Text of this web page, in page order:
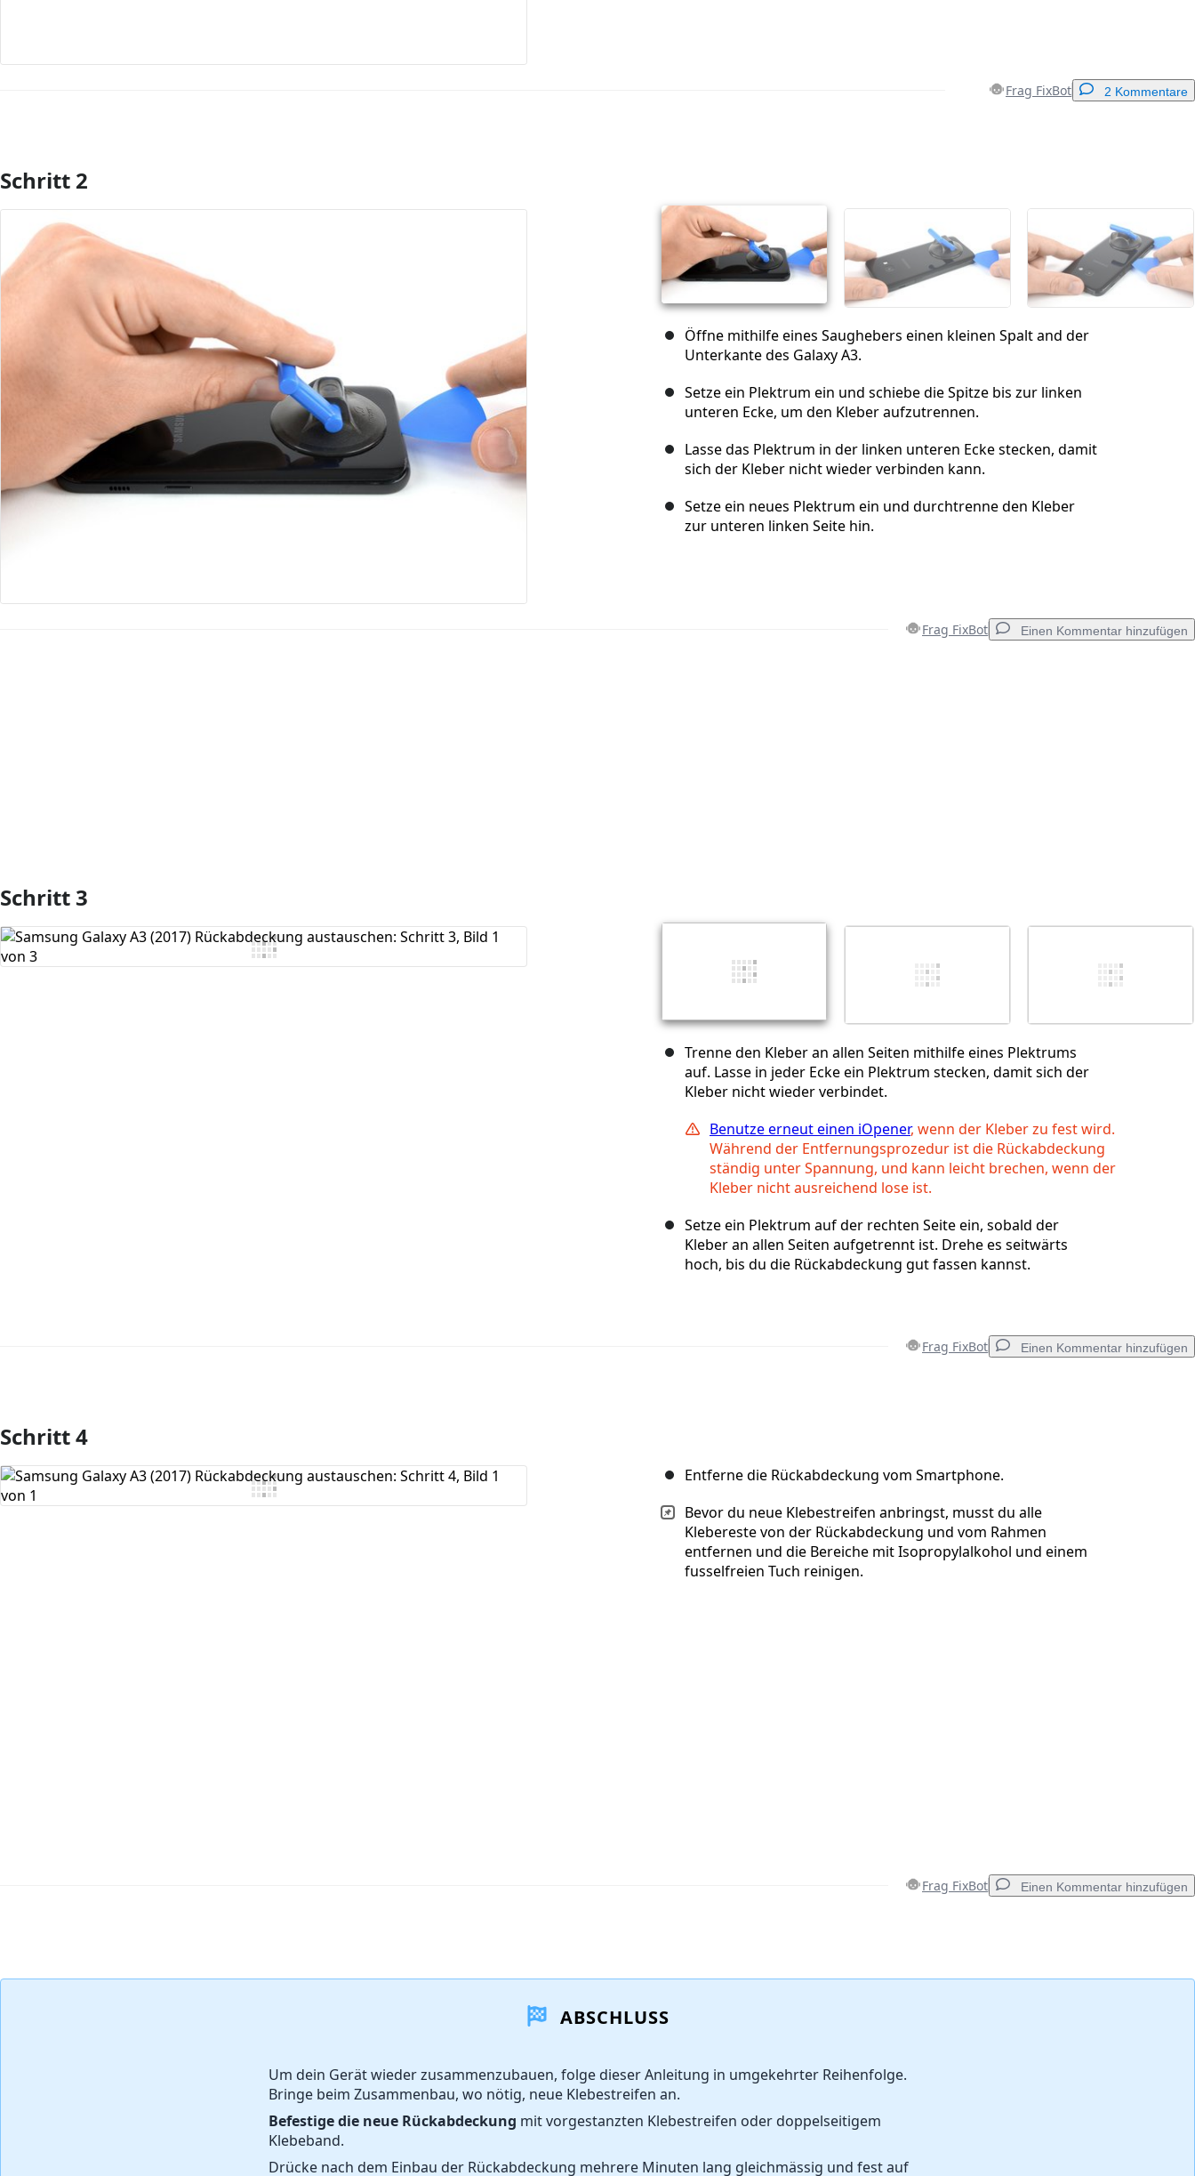
Frag FixBot 2 Kommentare
Kommentar hinzufügen
Abbrechen Kommentieren
Schritt 2
Öffne mithilfe eines Saughebers einen kleinen Spalt and der
Unterkante des Galaxy A3.
Setze ein Plektrum ein und schiebe die Spitze bis zur linken
unteren Ecke, um den Kleber aufzutrennen.
Lasse das Plektrum in der linken unteren Ecke stecken, damit
sich der Kleber nicht wieder verbinden kann.
Setze ein neues Plektrum ein und durchtrenne den Kleber
zur unteren linken Seite hin.
Frag FixBot Einen Kommentar hinzufügen
Schritt 3
Trenne den Kleber an allen Seiten mithilfe eines Plektrums
auf. Lasse in jeder Ecke ein Plektrum stecken, damit sich der
Kleber nicht wieder verbindet.
Benutze erneut einen iOpener, wenn der Kleber zu fest wird.
Während der Entfernungsprozedur ist die Rückabdeckung
ständig unter Spannung, und kann leicht brechen, wenn der
Kleber nicht ausreichend lose ist.
Setze ein Plektrum auf der rechten Seite ein, sobald der
Kleber an allen Seiten aufgetrennt ist. Drehe es seitwärts
hoch, bis du die Rückabdeckung gut fassen kannst.
Frag FixBot Einen Kommentar hinzufügen
Kommentar hinzufügen
Abbrechen
Schritt 4
Entferne die Rückabdeckung vom Smartphone.
Bevor du neue Klebestreifen anbringst, musst du alle
Klebereste von der Rückabdeckung und vom Rahmen
entfernen und die Bereiche mit Isopropylalkohol und einem
fusselfreien Tuch reinigen.
Frag FixBot Einen Kommentar hinzufügen
Kommentar hinzufügen
ABSCHLUSS
Um dein Gerät wieder zusammenzubauen, folge dieser Anleitung in umgekehrter Reihenfolge.
Bringe beim Zusammenbau, wo nötig, neue Klebestreifen an.
Befestige die neue Rückabdeckung mit vorgestanzten Klebestreifen oder doppelseitigem
Klebeband.
Drücke nach dem Einbau der Rückabdeckung mehrere Minuten lang gleichmässig und fest auf